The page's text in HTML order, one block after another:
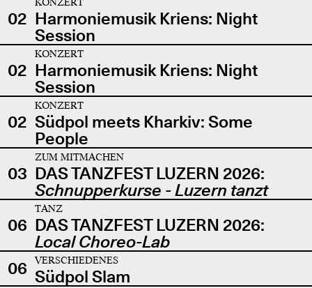
02 Harmoniemusik Kriens: Night
Session
02
KONZERT
Harmoniemusik Kriens: Night
Session
02
KONZERT
Südpol meets Kharkiv: Some
People
03
ZUM MITMACHEN
DAS TANZFEST LUZERN 2026:
Schnupperkurse - Luzern tanzt
06
TANZ
DAS TANZFEST LUZERN 2026:
Local Choreo-Lab
06
VERSCHIEDENES
Südpol Slam